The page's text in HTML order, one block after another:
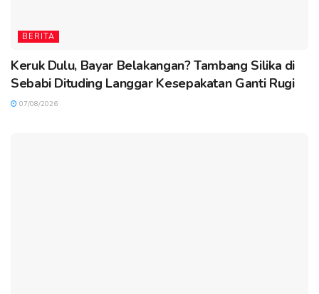
BERITA
Keruk Dulu, Bayar Belakangan? Tambang Silika di
Sebabi Dituding Langgar Kesepakatan Ganti Rugi
07/08/2026